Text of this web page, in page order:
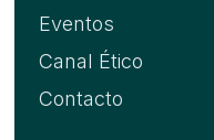
Eventos
Canal Ético
Contacto